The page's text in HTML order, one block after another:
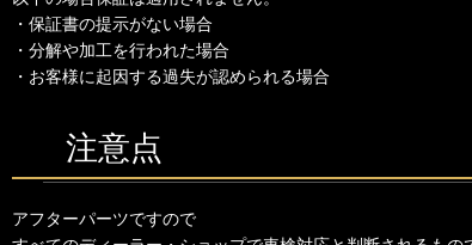
・保証書の提示がない場合
・分解や加工を行われた場合
・お客様に起因する過失が認められる場合
注意点
アフターパーツですので